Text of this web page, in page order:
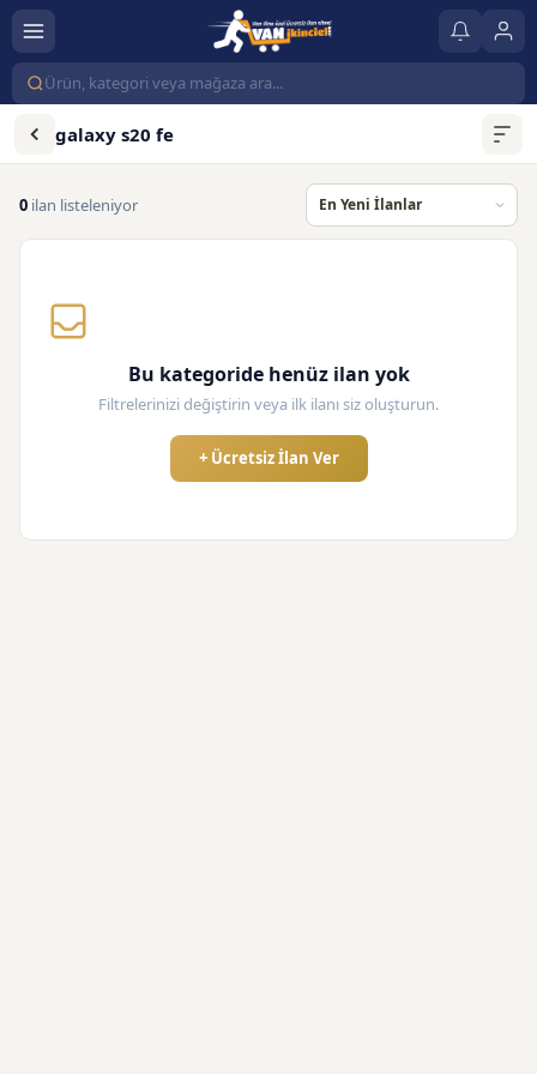
galaxy s20 fe
0 ilan listeleniyor
Bu kategoride henüz ilan yok
Filtrelerinizi değiştirin veya ilk ilanı siz oluşturun.
+ Ücretsiz İlan Ver